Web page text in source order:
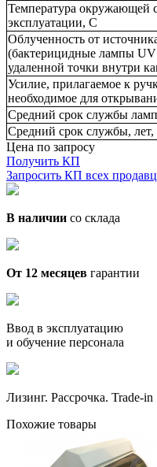
Температура окружающей
эксплуатации, С
Облученность от
(бактерицидные лампы
удаленной точки внутри
Усилие, прилагаемое к
необходимое для
Средний срок службы
Средний срок службы, лет,
Цена по запросу
Получить КП
Запросить КП всех
В наличии со склада
От 12 месяцев гарантии
Ввод в эксплуатацию
и обучение персонала
Лизинг. Рассрочка. Trade-in
Похожие товары